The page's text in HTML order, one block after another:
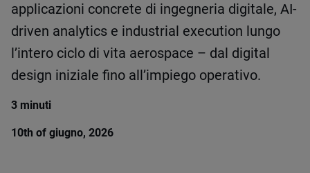
applicazioni concrete di ingegneria digitale, AI-
driven analytics e industrial execution lungo
l’intero ciclo di vita aerospace – dal digital
design iniziale fino all’impiego operativo.
3 minuti
10th of giugno, 2026